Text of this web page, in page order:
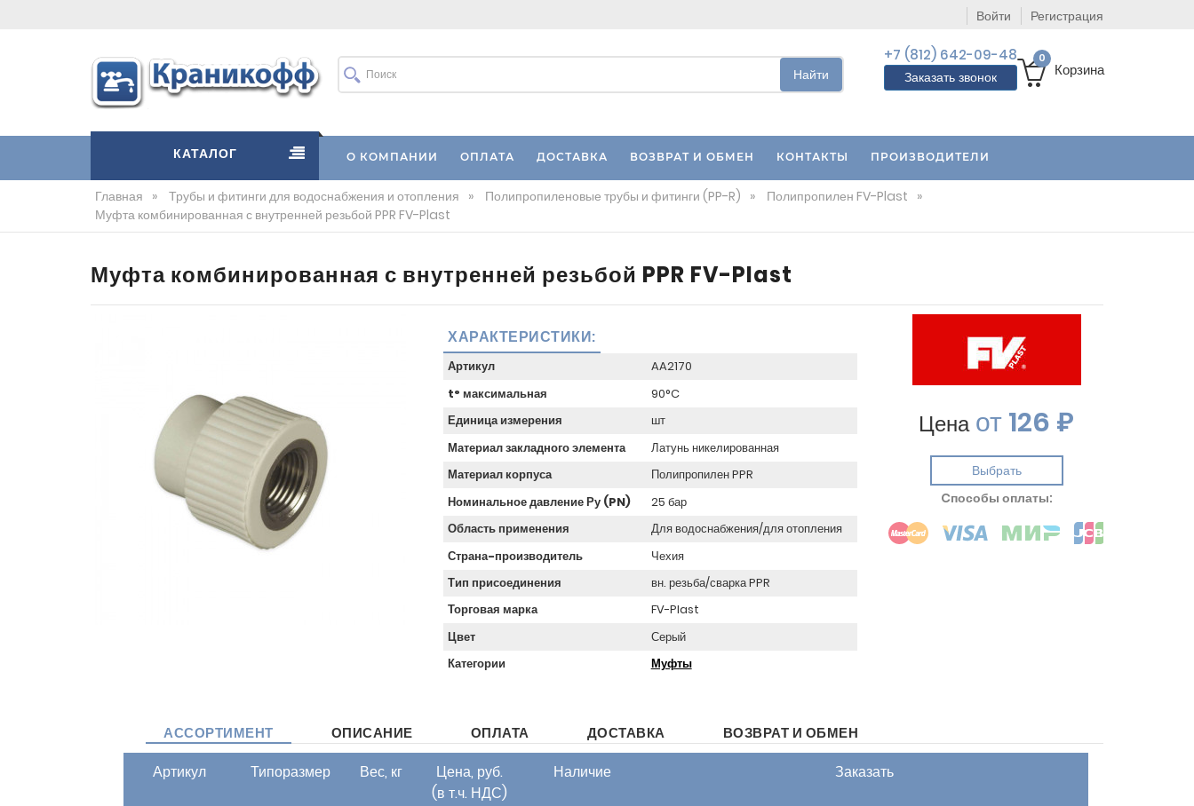
Войти Регистрация
Найти
+7 (812) 642-09-48
Заказать звонок
0
Корзина
КАТАЛОГ О КОМПАНИИ ОПЛАТА ДОСТАВКА ВОЗВРАТ И ОБМЕН КОНТАКТЫ ПРОИЗВОДИТЕЛИ
Главная » Трубы и фитинги для водоснабжения и отопления » Полипропиленовые трубы и фитинги (PP-R) » Полипропилен FV-Plast »
Муфта комбинированная с внутренней резьбой PPR FV-Plast
Муфта комбинированная с внутренней резьбой PPR FV-Plast
ХАРАКТЕРИСТИКИ:
Артикул
AA2170
t° максимальная
90°C
Единица измерения
шт
Материал закладного элемента
Латунь никелированная
Материал корпуса
Полипропилен PPR
Номинальное давление Ру (PN)
25 бар
Область применения
Для водоснабжения/для отопления
Страна-производитель
Чехия
Тип присоединения
вн. резьба/сварка PPR
Торговая марка
FV-Plast
Цвет
Серый
Категории
Муфты
Ценаот126 ₽
Выбрать
Cпособы оплаты:
АССОРТИМЕНТ ОПИСАНИЕ ОПЛАТА ДОСТАВКА ВОЗВРАТ И ОБМЕН
Артикул Типоразмер Вес, кг
Цена, руб.
(в т.ч. НДС)
Наличие Заказать